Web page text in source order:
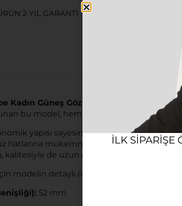
2 YIL GARANTI 12 AYA
Kadın Güneş Gözlüğü
, stilini özgün ve
bu model, hem klasik hem de modern
yapısı sayesinde estetikten ödün
hatlarına mükemmel uyum sağlayan
kalitesiyle de uzun ömürlü bir kullanım
modelin detaylı ölçüleri şu şekildedir:
52 mm
ILK SIPARIŞE